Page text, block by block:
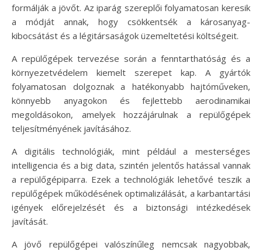
formálják a jövőt. Az iparág szereplői folyamatosan keresik
a módját annak, hogy csökkentsék a károsanyag-
kibocsátást és a légitársaságok üzemeltetési költségeit.
A repülőgépek tervezése során a fenntarthatóság és a
környezetvédelem kiemelt szerepet kap. A gyártók
folyamatosan dolgoznak a hatékonyabb hajtóműveken,
könnyebb anyagokon és fejlettebb aerodinamikai
megoldásokon, amelyek hozzájárulnak a repülőgépek
teljesítményének javításához.
A digitális technológiák, mint például a mesterséges
intelligencia és a big data, szintén jelentős hatással vannak
a repülőgépiparra. Ezek a technológiák lehetővé teszik a
repülőgépek működésének optimalizálását, a karbantartási
igények előrejelzését és a biztonsági intézkedések
javítását.
A jövő repülőgépei valószínűleg nemcsak nagyobbak,